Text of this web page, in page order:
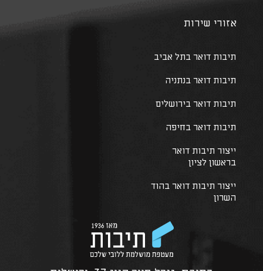
אזורי שירות
תיבות דואר בתל אביב
תיבות דואר בנתניה
תיבות דואר בירושלים
תיבות דואר בחיפה
ייצור תיבות דואר
בראשון לציון
ייצור תיבות דואר בהוד
השרון